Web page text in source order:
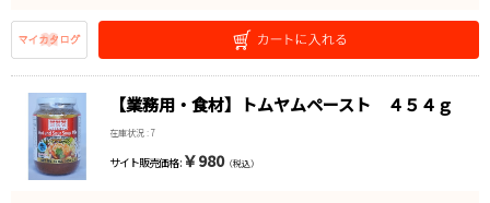
【業務用・食材】トムヤムペースト ４５４ｇ
在庫状況 : 7
サイト販売価格 : ￥980（税込）